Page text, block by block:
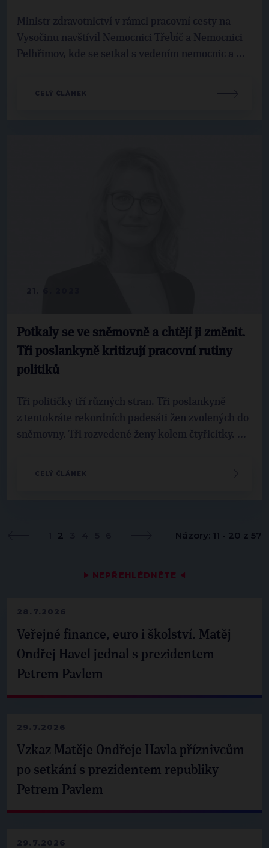
▶ NEPŘEHLÉDNĚTE ◀
28.7.2026
Veřejné finance, euro i školství. Matěj
Ondřej Havel jednal s prezidentem
Petrem Pavlem
29.7.2026
Vzkaz Matěje Ondřeje Havla příznivcům
po setkání s prezidentem republiky
Petrem Pavlem
29.7.2026
Ministr zdravotnictví v rámci pracovní cesty na
Vysočinu navštívil Nemocnici Třebíč a Nemocnici
Pelhřimov, kde se setkal s vedením nemocnic a ...
CELÝ ČLÁNEK
Potkaly se ve sněmovně a chtějí ji změnit.
Tři poslankyně kritizují pracovní rutiny
politiků
Tři političky tří různých stran. Tři poslankyně
z tentokráte rekordních padesáti žen zvolených do
sněmovny. Tři rozvedené ženy kolem čtyřicítky. ...
CELÝ ČLÁNEK
2 Názory: 11 - 20 z 57